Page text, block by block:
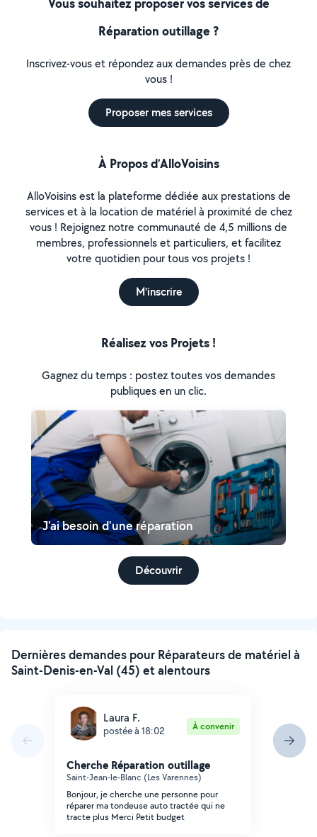
Réparation outillage ?
Inscrivez-vous et répondez aux demandes près de chez
vous !
Proposer mes services
À Propos d’AlloVoisins
AlloVoisins est la plateforme dédiée aux prestations de
services et à la location de matériel à proximité de chez
vous ! Rejoignez notre communauté de 4,5 millions de
membres, professionnels et particuliers, et facilitez
votre quotidien pour tous vos projets !
M'inscrire
Réalisez vos Projets !
Gagnez du temps : postez toutes vos demandes
publiques en un clic.
J'ai besoin d'une réparation
Découvrir
Dernières demandes pour Réparateurs de matériel à
Saint-Denis-en-Val (45) et alentours
Laura F.
postée à 18:02 À convenir
Cherche Réparation outillage
Saint-Jean-le-Blanc (Les Varennes)
Bonjour, je cherche une personne pour
réparer ma tondeuse auto tractée qui ne
tracte plus Merci Petit budget